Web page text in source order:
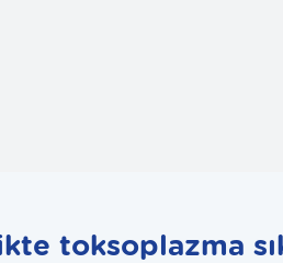
toksoplazma